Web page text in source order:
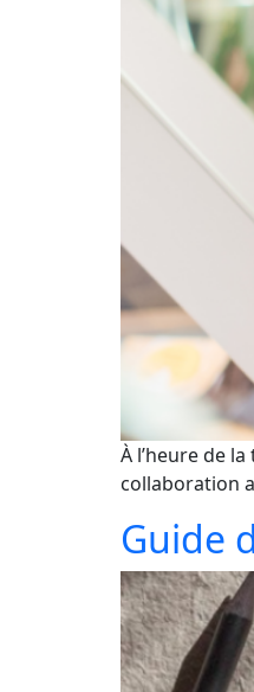
À l’heure de
collaboration
Guide